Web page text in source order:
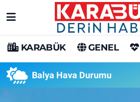
KARABÜK GENEL
Balya Hava Durumu
Karabük Hava Durumu
Karabük Trafik Yoğunluk